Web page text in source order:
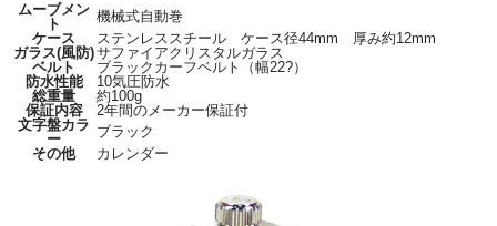
ムーブメン
ト
機械式自動巻
ケース
ステンレススチール ケース径44mm 厚み約12mm
ガラス(風防)サファイアクリスタルガラス
ベルト
ブラックカーフベルト（幅22?）
防水性能
10気圧防水
総重量
約100g
保証内容
2年間のメーカー保証付
文字盤カラ
ー
ブラック
その他
カレンダー